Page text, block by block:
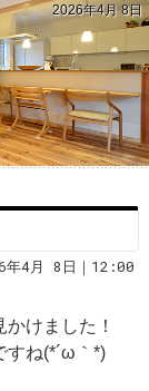
2026年4月 8日
年4月 8日｜12:00
けました！
すね(*´ω｀*)